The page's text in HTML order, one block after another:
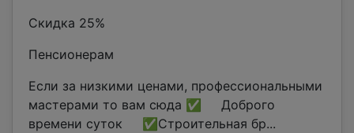
Скидка 25%
Пенсионерам
Если за низкими ценами, профессиональными
мастерами то вам сюда ✅ Доброго
времени суток ✅Строительная бр...